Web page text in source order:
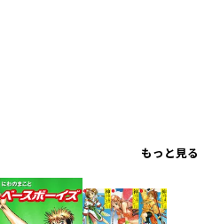
もっと見る